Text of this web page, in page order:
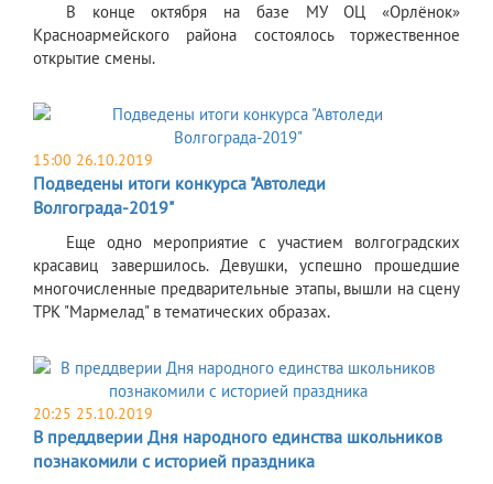
В конце октября на базе МУ ОЦ «Орлёнок»
Красноармейского района состоялось торжественное
открытие смены.
15:00 26.10.2019
Подведены итоги конкурса "Автоледи
Волгограда-2019"
Еще одно мероприятие с участием волгоградских
красавиц завершилось. Девушки, успешно прошедшие
многочисленные предварительные этапы, вышли на сцену
ТРК "Мармелад" в тематических образах.
20:25 25.10.2019
В преддверии Дня народного единства школьников
познакомили с историей праздника